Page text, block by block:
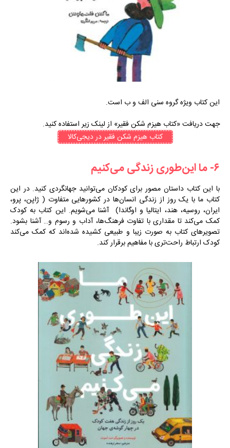
این کتاب ویژه گروه سنی الف و ب است.
جهت دریافت «کتاب هیزم شکن فقیر» از لینک زیر استفاده کنید.
کتاب‌ هیزم شکن فقیر در دیجی‌کالا
۶- ما این‌طوری زندگی می‌کنیم
با این کتاب داستان مصور برای کودکان می‌توانید جهانگردی کنید. در این
کتاب ما با یک روز از زندگی انسان‌ها در کشورهایی متفاوت ( ژاپن، پرو،
ایران، روسیه، هند، ایتالیا و اوگاندا) آشنا می‌شویم. این کتاب به کودک
کمک می‌کند تا مقداری با تفاوت فرهنگ‌‎ها، آداب و رسوم و… آشنا بشود.
تصویرهای کتاب به صورت زیبا و طبیعی کشیده شده‌اند که کمک می‌کند
کودک ارتباط راحت‌تری با مفاهیم برقرار کند.